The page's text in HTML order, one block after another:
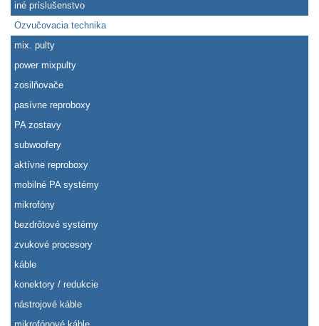
iné príslušenstvo
Ozvučovacia technika
mix. pulty
power mixpulty
zosilňovače
pasívne reproboxy
PA zostavy
subwoofery
aktívne reproboxy
mobilné PA systémy
mikrofóny
bezdrôtové systémy
zvukové procesory
káble
konektory / redukcie
nástrojové káble